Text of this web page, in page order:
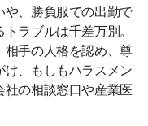
、勝負服での出勤で
ラブルは千差万別。
手の人格を認め、尊
、もしもハラスメン
社の相談窓口や産業医